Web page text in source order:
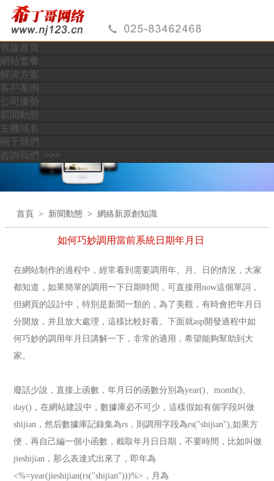
加勒比人妻av系列专区,白洁少妇一区二区麻豆,亚洲在线电影第
一区,亚洲欧美日韩人妻一区二区三区,自拍偷拍亚洲中文字幕,久
久久久久久久久久无,夜晚男人18app在线,超级碰碰碰97免费视
频,久久久久久久极品人妻
舊版首頁
網站套餐
解決方案
客戶案例
公司優勢
新聞動態
主機域名
關于我們
咨詢我們 >>>
首頁 > 新聞動態 > 網絡新原創知識
如何巧妙調用當前系統日期年月日
在網站制作的過程中，經常看到需要調用年、月、日的情況，大家
都知道，如果簡單的調用一下日期時間，可直接用now這個單詞，
但網頁的設計中，特別是新聞一類的，為了美觀，有時會把年月日
分開放，并且放大處理，這樣比較好看。下面就asp開發過程中如
何巧妙的調用年月日講解一下，非常的適用，希望能夠幫助到大
家。
廢話少說，直接上函數，年月日的函數分別為year()、month()、
day()，在網站建設中，數據庫必不可少，這樣假如有個字段叫做
shijian，然后數據庫記錄集為rs，則調用字段為rs("shijian"),如果方
便，再自己編一個小函數，截取年月日日期，不要時間，比如叫做
jieshijian，那么表達式出來了，即年為
<%=year(jieshijian(rs("shijian")))%>，月為